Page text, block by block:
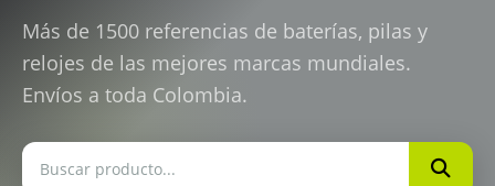
Más de 1500 referencias de baterías, pilas y
relojes de las mejores marcas mundiales.
Envíos a toda Colombia.